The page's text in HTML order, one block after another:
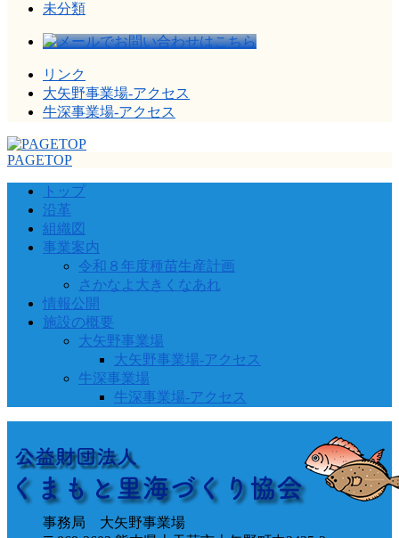
未分類
リンク
大矢野事業場-アクセス
牛深事業場-アクセス
PAGETOP
トップ
沿革
組織図
事業案内
令和８年度種苗生産計画
さかなよ大きくなあれ
情報公開
施設の概要
大矢野事業場
大矢野事業場-アクセス
牛深事業場
牛深事業場-アクセス
事務局 大矢野事業場